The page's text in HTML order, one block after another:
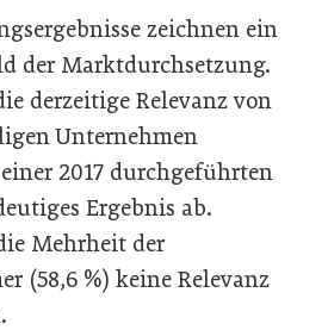
zeichnen ein
der Marktdurchsetzung.
derzeitige Relevanz von
Unternehmen
2017 durchgeführten
Ergebnis ab.
Mehrheit der
(58,6 %) keine Relevanz